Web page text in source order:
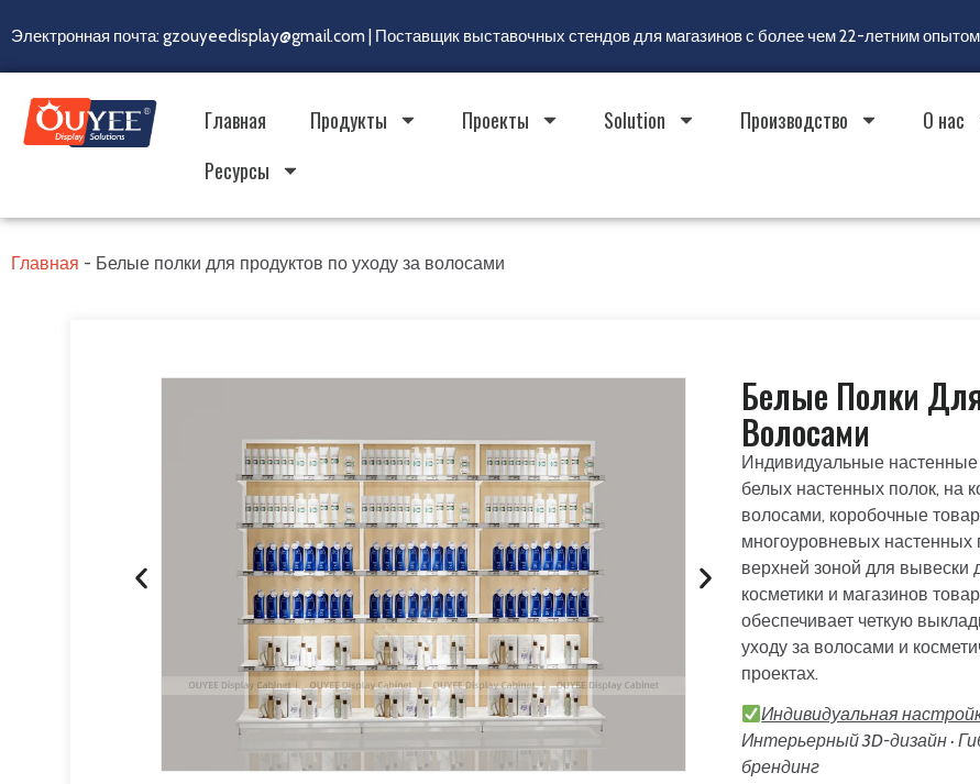
Электронная почта: gzouyeedisplay@gmail.com | Поставщик выставочных стендов для магазинов с более чем 22-летним опытом
Главная Продукты Проекты Solution Производство О нас
Ресурсы
Главная - Белые полки для продуктов по уходу за волосами
Белые Полки
Волосами
Индивидуальные настенные
белых настенных полок, на
волосами, коробочные
многоуровневых
верхней зоной для вывески
косметики и магазинов
обеспечивает четкую
уходу за волосами и
проектах.
Индивидуальная
Интерьерный 3D-дизайн ·
брендинг